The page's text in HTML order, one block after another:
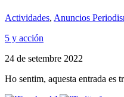
Actividades, Anuncios
5 y acción
24 de setembre 2022
Ho sentim, aquesta entrada es